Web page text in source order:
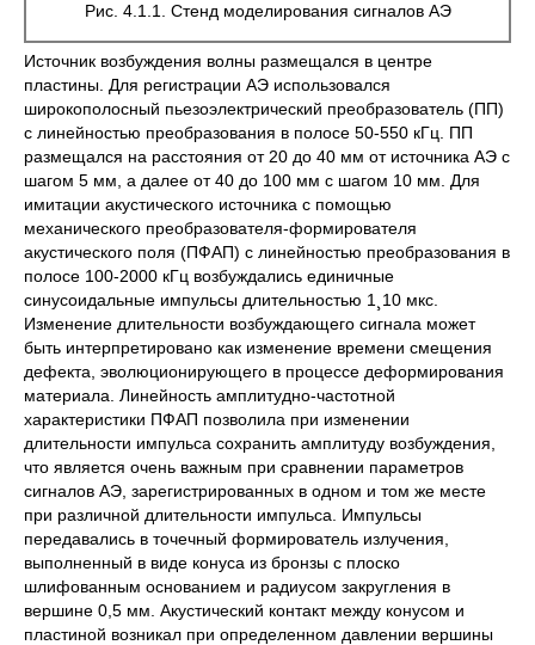
Рис. 4.1.1. Стенд моделирования сигналов АЭ
Источник возбуждения волны размещался в центре
пластины. Для регистрации АЭ использовался
широкополосный пьезоэлектрический преобразователь (ПП)
с линейностью преобразования в полосе 50-550 кГц. ПП
размещался на расстояния от 20 до 40 мм от источника АЭ с
шагом 5 мм, а далее от 40 до 100 мм с шагом 10 мм. Для
имитации акустического источника с помощью
механического преобразователя-формирователя
акустического поля (ПФАП) с линейностью преобразования в
полосе 100-2000 кГц возбуждались единичные
синусоидальные импульсы длительностью 1¸10 мкс.
Изменение длительности возбуждающего сигнала может
быть интерпретировано как изменение времени смещения
дефекта, эволюционирующего в процессе деформирования
материала. Линейность амплитудно-частотной
характеристики ПФАП позволила при изменении
длительности импульса сохранить амплитуду возбуждения,
что является очень важным при сравнении параметров
сигналов АЭ, зарегистрированных в одном и том же месте
при различной длительности импульса. Импульсы
передавались в точечный формирователь излучения,
выполненный в виде конуса из бронзы с плоско
шлифованным основанием и радиусом закругления в
вершине 0,5 мм. Акустический контакт между конусом и
пластиной возникал при определенном давлении вершины